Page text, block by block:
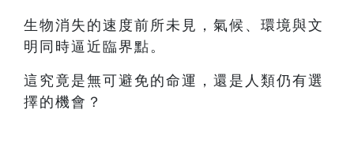
生物消失的速度前所未見，氣候、環境與文
明同時逼近臨界點。
這究竟是無可避免的命運，還是人類仍有選
擇的機會？